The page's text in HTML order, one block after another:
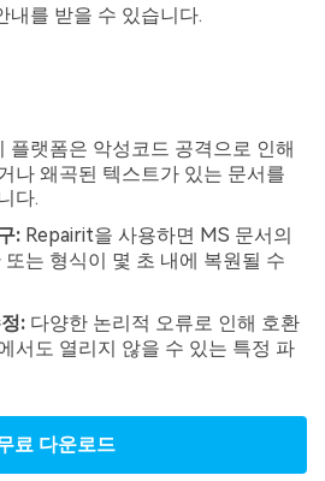
내를 받을 수 있습니다.
플랫폼은 악성코드 공격으로 인해
나 왜곡된 텍스트가 있는 문서를
다.
: Repairit을 사용하면 MS 문서의
는 형식이 몇 초 내에 복원될 수
: 다양한 논리적 오류로 인해 호환
서도 열리지 않을 수 있는 특정 파
료 다운로드